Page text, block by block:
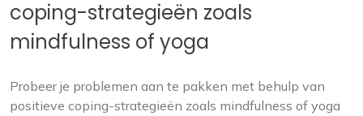
coping-strategieën zoals
mindfulness of yoga
Probeer je problemen aan te pakken met behulp van
positieve coping-strategieën zoals mindfulness of yoga